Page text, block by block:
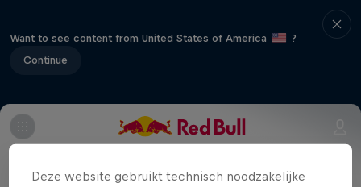
Want to see content from United States of America
?
Continue
afgelopen weekend om tot een waar
Deze website gebruikt technisch noodzakelijke